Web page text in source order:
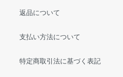
返品について
支払い方法について
特定商取引法に基づく表記